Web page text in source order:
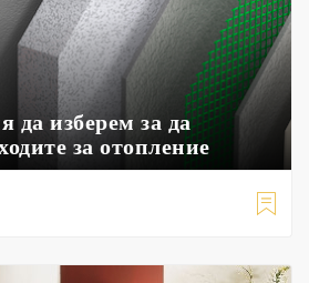
да изберем за да
за отопление
